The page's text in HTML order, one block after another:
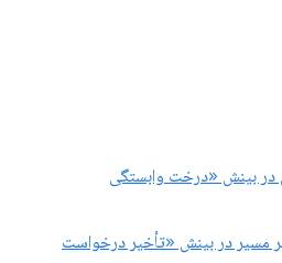
بینش «درخت وابستگی
مسیر در بینش «تأخیر درخواست